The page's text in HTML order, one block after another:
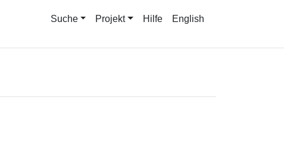
Suche Projekt Hilfe English